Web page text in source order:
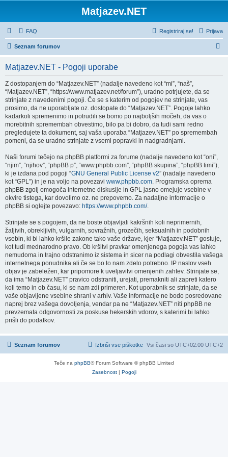
Matjazev.NET
FAQ Prijava
Registriraj se!
Seznam forumov
Matjazev.NET - Pogoji uporabe
Z dostopanjem do “Matjazev.NET” (nadalje navedeno kot “mi”, “naš”,
“Matjazev.NET”, “https://www.matjazev.net/forum”), uradno potrjujete, da se
strinjate z navedenimi pogoji. Če se s katerim od pogojev ne strinjate, vas
prosimo, da ne uporabljate oz. dostopate do “Matjazev.NET”. Pogoje lahko
kadarkoli spremenimo in potrudili se bomo po najboljših močeh, da vas o
morebitnih spremembah obvestimo, bilo pa bi dobro, da tudi sami redno
pregledujete ta dokument, saj vaša uporaba “Matjazev.NET” po spremembah
pomeni, da se uradno strinjate z vsemi popravki in nadgradnjami.
Naši forumi tečejo na phpBB platformi za forume (nadalje navedeno kot “oni”,
“njim”, “njihov”, “phpBB p”, “www.phpbb.com”, “phpBB skupina”, “phpBB timi”),
ki je izdana pod pogoji “GNU General Public License v2” (nadalje navedeno
kot “GPL”) in je na voljo na povezavi www.phpbb.com. Programska oprema
phpBB zgolj omogoča internetne diskusije in GPL jasno omejuje vsebine v
okvire tistega, kar dovolimo oz. ne prepovemo. Za nadaljne informacije o
phpBB si oglejte povezavo: https://www.phpbb.com/.
Strinjate se s pogojem, da ne boste objavljali kakršnih koli neprimernih,
žaljivih, obrekljivih, vulgarnih, sovražnih, grozečih, seksualnih in podobnih
vsebin, ki bi lahko kršile zakone tako vaše države, kjer “Matjazev.NET” gostuje,
kot tudi mednarodno pravo. Ob kršitvi pravkar omenjenega pogoja vas lahko
nemudoma in trajno odstranimo iz sistema in sicer na podlagi obvestila vašega
internetnega ponudnika ali če se bo to nam zdelo potrebno. IP naslov vseh
objav je zabeležen, kar pripomore k uveljavitvi omenjenih zahtev. Strinjate se,
da ima “Matjazev.NET” pravico odstraniti, urejati, premakniti ali zapreti katero
koli temo in ob času, ki se nam zdi primeren. Kot uporabnik se strinjate, da se
vaše objavljene vsebine shrani v arhiv. Vaše informacije ne bodo posredovane
naprej brez vašega dovoljenja, vendar pa ne “Matjazev.NET” niti phpBB ne
prevzemata odgovornosti za poskuse hekerskih vdorov, s katerimi bi lahko
prišli do podatkov.
Seznam forumov Vsi časi so UTC+02:00 UTC+2
Izbriši vse piškotke
Teče na phpBB® Forum Software © phpBB Limited
Zasebnost| Pogoji